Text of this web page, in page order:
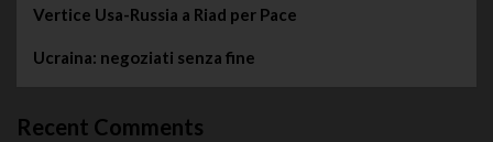
Vertice Usa-Russia a Riad per Pace
Ucraina: negoziati senza fine
Recent Comments